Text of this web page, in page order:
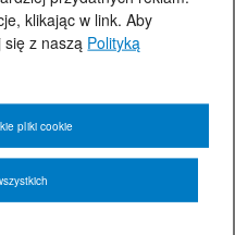
klikając w link. Aby
z naszą Polityką
pliki cookie